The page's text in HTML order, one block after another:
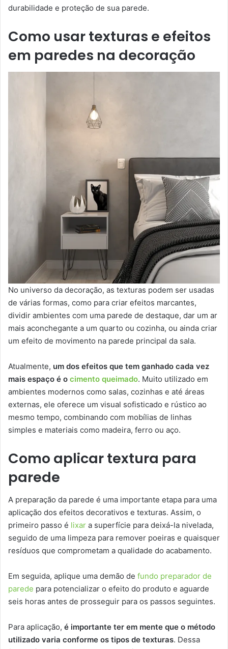
durabilidade e proteção de sua parede.
Como usar texturas e efeitos
em paredes na decoração
No universo da decoração, as texturas podem ser usadas
de várias formas, como para criar efeitos marcantes,
dividir ambientes com uma parede de destaque, dar um ar
mais aconchegante a um quarto ou cozinha, ou ainda criar
um efeito de movimento na parede principal da sala.
Atualmente, um dos efeitos que tem ganhado cada vez
mais espaço é o cimento queimado. Muito utilizado em
ambientes modernos como salas, cozinhas e até áreas
externas, ele oferece um visual sofisticado e rústico ao
mesmo tempo, combinando com mobílias de linhas
simples e materiais como madeira, ferro ou aço.
Como aplicar textura para
parede
A preparação da parede é uma importante etapa para uma
aplicação dos efeitos decorativos e texturas. Assim, o
primeiro passo é lixar a superfície para deixá-la nivelada,
seguido de uma limpeza para remover poeiras e quaisquer
resíduos que comprometam a qualidade do acabamento.
Em seguida, aplique uma demão de fundo preparador de
parede para potencializar o efeito do produto e aguarde
seis horas antes de prosseguir para os passos seguintes.
Para aplicação, é importante ter em mente que o método
utilizado varia conforme os tipos de texturas. Dessa